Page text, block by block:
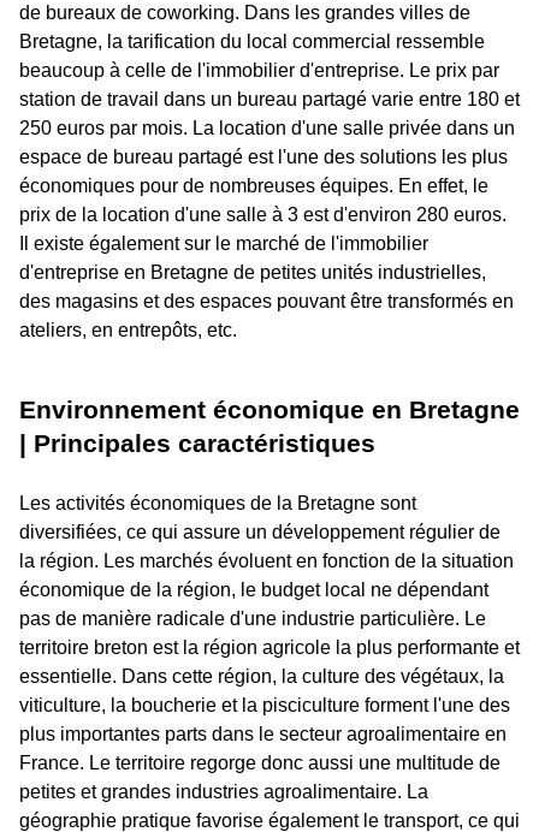
de bureaux de coworking. Dans les grandes villes de
Bretagne, la tarification du local commercial ressemble
beaucoup à celle de l'immobilier d'entreprise. Le prix par
station de travail dans un bureau partagé varie entre 180 et
250 euros par mois. La location d'une salle privée dans un
espace de bureau partagé est l'une des solutions les plus
économiques pour de nombreuses équipes. En effet, le
prix de la location d'une salle à 3 est d'environ 280 euros.
Il existe également sur le marché de l'immobilier
d'entreprise en Bretagne de petites unités industrielles,
des magasins et des espaces pouvant être transformés en
ateliers, en entrepôts, etc.
Environnement économique en Bretagne
| Principales caractéristiques
Les activités économiques de la Bretagne sont
diversifiées, ce qui assure un développement régulier de
la région. Les marchés évoluent en fonction de la situation
économique de la région, le budget local ne dépendant
pas de manière radicale d'une industrie particulière. Le
territoire breton est la région agricole la plus performante et
essentielle. Dans cette région, la culture des végétaux, la
viticulture, la boucherie et la pisciculture forment l'une des
plus importantes parts dans le secteur agroalimentaire en
France. Le territoire regorge donc aussi une multitude de
petites et grandes industries agroalimentaire. La
géographie pratique favorise également le transport, ce qui